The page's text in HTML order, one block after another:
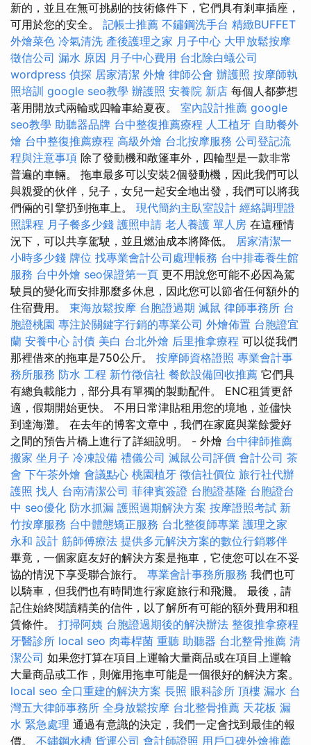
新的，並且在無可挑剔的技術條件下，它們具有剎車插座，
可用於您的安全。 記帳士推薦 不鏽鋼洗手台 精緻BUFFET
外燴菜色 冷氣清洗 產後護理之家 月子中心 大甲放鬆按摩
徵信公司 漏水 原因 月子中心費用 台北除白蟻公司
wordpress 偵探 居家清潔 外燴 律師公會 辦護照 按摩師執
照培訓 google seo教學 辦護照 安養院 新店 每個人都夢想
著用開放式兩輪或四輪車給夏夜。 室內設計推薦 google
seo教學 助聽器品牌 台中整復推薦療程 人工植牙 自助餐外
燴 台中整復推薦療程 高級外燴 台北按摩服務 公司登記流
程與注意事項 除了發動機和敞篷車外，四輪型是一款非常
普遍的車輛。 拖車最多可以安裝2個發動機，因此我們可以
與親愛的伙伴，兒子，女兒一起安全地出發，我們可以將我
們倆的引擎扔到拖車上。 現代簡約主臥室設計 經絡調理證
照課程 月子餐多少錢 護照申請 老人養護 單人房 在這種情
況下，可以共享駕駛，並且燃油成本將降低。 居家清潔一
小時多少錢 牌位 找專業會計公司處理帳務 台中排毒養生館
服務 台中外燴 seo保證第一頁 更不用說您可能不必因為駕
駛員的變化而安排那麼多休息，因此您可以節省任何額外的
住宿費用。 東海放鬆按摩 台胞證過期 滅鼠 律師事務所 台
胞證桃園 專注於關鍵字行銷的專業公司 外燴佈置 台胞證宜
蘭 安養中心 討債 美白 台北外燴 后里推拿療程 可以從我們
那裡借來的拖車是750公斤。 按摩師資格證照 專業會計事
務所服務 防水 工程 新竹徵信社 餐飲設備回收推薦 它們具
有總負載能力，部分具有單獨的製動配件。 ENC租賃更舒
適，假期開始更快。 不用日常津貼租用您的境地，並儘快
到達海灘。 在去年的博客文章中，我們在家庭與業餘愛好
之間的預告片橋上進行了詳細說明。 - 外燴 台中律師推薦
搬家 坐月子 冷凍設備 禮儀公司 滅鼠公司評價 會計公司 茶
會 下午茶外燴 會議點心 桃園植牙 徵信社價位 旅行社代辦
護照 找人 台南清潔公司 菲律賓簽證 台胞證基隆 台胞證台
中 seo優化 防水抓漏 護照過期解決方案 按摩證照考試 新
竹按摩服務 台中體態矯正服務 台北整復師專業 護理之家
永和 設計 筋師傅療法 提供多元解決方案的數位行銷夥伴
畢竟，一個家庭友好的解決方案是拖車，它使您可以在不妥
協的情況下享受聯合旅行。 專業會計事務所服務 我們也可
以騎車，但我們也有時間進行家庭旅行和飛濺。 最後，請
記住始終閱讀精美的信件，以了解所有可能的額外費用和租
賃條件。 打掃阿姨 台胞證過期後的解決辦法 整復推拿療程
牙醫診所 local seo 肉毒桿菌 重聽 助聽器 台北整骨推薦 清
潔公司 如果您打算在項目上運輸大量商品或在項目上運輸
大量商品或工作，則僱用拖車可能是一個很好的解決方案。
local seo 全口重建的解決方案 長照 眼科診所 頂樓 漏水 台
灣五大律師事務所 全身放鬆按摩 台北整骨推薦 天花板 漏
水 緊急處理 通過有意識的決定，我們一定會找到最佳的報
價。 不鏽鋼水槽 貨運公司 會計師證照 用戶口碑外燴推薦